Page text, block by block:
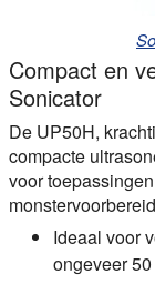
Compact en
Sonicator
De UP50H,
compacte
voor
Ideaal voor
ongeveer 50